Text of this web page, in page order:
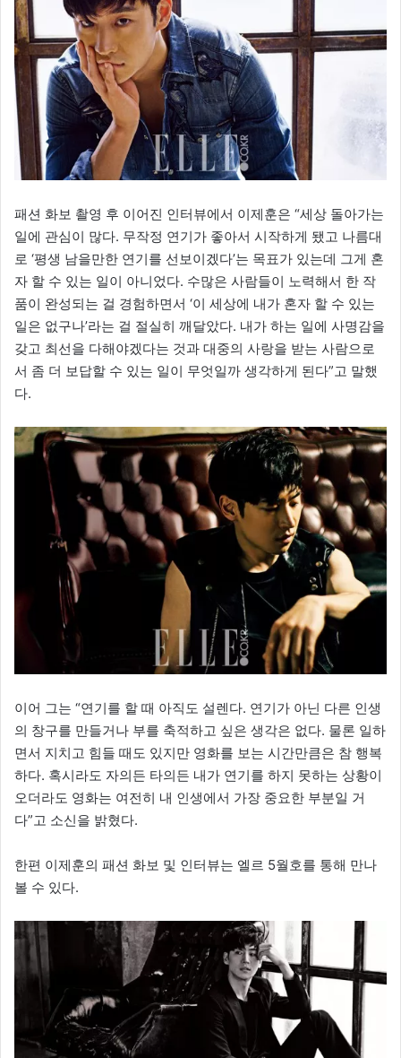
패션 화보 촬영 후 이어진 인터뷰에서 이제훈은 “세상 돌아가는
일에 관심이 많다. 무작정 연기가 좋아서 시작하게 됐고 나름대
로 ‘평생 남을만한 연기를 선보이겠다’는 목표가 있는데 그게 혼
자 할 수 있는 일이 아니었다. 수많은 사람들이 노력해서 한 작
품이 완성되는 걸 경험하면서 ‘이 세상에 내가 혼자 할 수 있는
일은 없구나’라는 걸 절실히 깨달았다. 내가 하는 일에 사명감을
갖고 최선을 다해야겠다는 것과 대중의 사랑을 받는 사람으로
서 좀 더 보답할 수 있는 일이 무엇일까 생각하게 된다”고 말했
다.
이어 그는 “연기를 할 때 아직도 설렌다. 연기가 아닌 다른 인생
의 창구를 만들거나 부를 축적하고 싶은 생각은 없다. 물론 일하
면서 지치고 힘들 때도 있지만 영화를 보는 시간만큼은 참 행복
하다. 혹시라도 자의든 타의든 내가 연기를 하지 못하는 상황이
오더라도 영화는 여전히 내 인생에서 가장 중요한 부분일 거
다”고 소신을 밝혔다.
한편 이제훈의 패션 화보 및 인터뷰는 엘르 5월호를 통해 만나
볼 수 있다.